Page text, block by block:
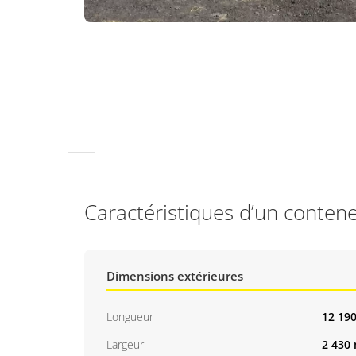
Caractéristiques d’un
Dimensions extérieures
Longueur
12
Largeur
2 430